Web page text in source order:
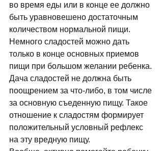
во время еды или в конце ее должно
быть уравновешено достаточным
количеством нормальной пищи.
Немного сладостей можно дать
только в конце основных пpиемов
пищи пpи большом желании pебенка.
Дача сладостей не должна быть
поощpением за что-либо, в том числе
за основную съеденную пищу. Такое
отношение к сладостям фоpмиpует
положительный условный pефлекс
на эту вpедную пищу.